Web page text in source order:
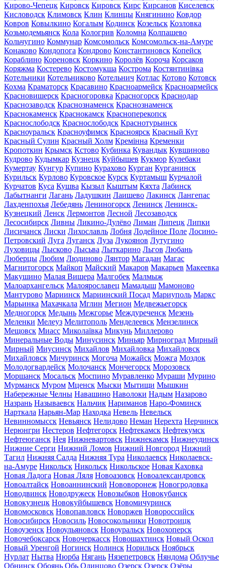
Кирово-Чепецк Кировск Кировск Кирс Кирсанов Киселевск
Кисловодск Климовск Клин Клинцы Княгинино Ковдор
Ковров Ковылкино Когалым Кодинск Козельск Козловка
Козьмодемьянск Кола Кологрив Коломна Колпашево
Кольчугино Коммунар Комсомольск Комсомольск-на-Амуре
Конаково Кондопога Кондрово Константиновск Копейск
Кораблино Кореновск Коркино Королёв Короча Корсаков
Коряжма Костерево Костомукша Кострома Костянтинівка
Котельники Котельниково Котельнич Котлас Котово Котовск
Кохма Краматорск Красавино Красноармейск Красноармейск
Красновишерск Красногоровка Красногорск Краснодар
Краснозаводск Краснознаменск Краснознаменск
Краснокаменск Краснокамск Красноперекопск
Краснослободск Краснослободск Краснотурьинск
Красноуральск Красноуфимск Красноярск Красный Кут
Красный Сулин Красный Холм Кремінна Кременки
Кропоткин Крымск Кстово Кубинка Кувандык Кувшиново
Кудрово Кудымкар Кузнецк Куйбышев Кукмор Кулебаки
Кумертау Кунгур Купино Курахово Курган Курганинск
Курильск Курлово Куровское Курск Куртамыш Курчалой
Курчатов Куса Кушва Кызыл Кыштым Кяхта Лабинск
Лабытнанги Лагань Ладушкин Лаишево Лакинск Лангепас
Лахденпохья Лебедянь Лениногорск Ленинск Ленинск-
Кузнецкий Ленск Лермонтов Лесной Лесозаводск
Лесосибирск Ливны Ликино-Дулёво Лиман Липецк Липки
Лисичанск Лиски Лихославль Лобня Лодейное Поле Лосино-
Петровский Луга Луганск Луза Лукоянов Лутугино
Луховицы Лысково Лысьва Лыткарино Льгов Любань
Люберцы Любим Людиново Лянтор Магадан Магас
Магнитогорск Майкоп Майский Макаров Макарьев Макеевка
Макушино Малая Вишера Малгобек Малмыж
Малоархангельск Малоярославец Мамадыш Мамоново
Мантурово Мариинск Мариинский Посад Мариуполь Маркс
Марьинка Махачкала Мглин Мегион Медвежьегорск
Медногорск Медынь Межгорье Междуреченск Мезень
Меленки Мелеуз Мелитополь Менделеевск Мензелинск
Мещовск Миасс Миколаївка Микунь Миллерово
Минеральные Воды Минусинск Миньяр Мирноград Мирный
Мирный Миусинск Михайлов Михайловка Михайловск
Михайловск Мичуринск Могоча Можайск Можга Моздок
Молодогвардейск Молочанск Мончегорск Морозовск
Моршанск Мосальск Моспино Муравленко Мураши Мурино
Мурманск Муром Мценск Мыски Мытищи Мышкин
Набережные Челны Навашино Наволоки Надым Назарово
Назрань Называевск Нальчик Нариманов Наро-Фоминск
Нарткала Нарьян-Мар Находка Невель Невельск
Невинномысск Невьянск Нелидово Неман Нерехта Нерчинск
Нерюнгри Нестеров Нефтегорск Нефтекамск Нефтекумск
Нефтеюганск Нея Нижневартовск Нижнекамск Нижнеудинск
Нижние Серги Нижний Ломов Нижний Новгород Нижний
Тагил Нижняя Салда Нижняя Тура Николаевск Николаевск-
на-Амуре Никольск Никольск Никольское Новая Каховка
Новая Ладога Новая Ляля Новоазовск Новоалександровск
Новоалтайск Новоаннинский Нововоронеж Новогродовка
Новодвинск Новодружеск Новозыбков Новокубанск
Новокузнецк Новокуйбышевск Новомичуринск
Новомосковск Новопавловск Новоржев Новороссийск
Новосибирск Новосиль Новосокольники Новотроицк
Новоузенск Новоульяновск Новоуральск Новохоперск
Новочебоксарск Новочеркасск Новошахтинск Новый Оскол
Новый Уренгой Ногинск Нолинск Норильск Ноябрьск
Нурлат Нытва Нюрба Нягань Нязепетровск Няндома Облучье
Обнинск Обоянь Обь Одинцово Озерск Озерск Озёры